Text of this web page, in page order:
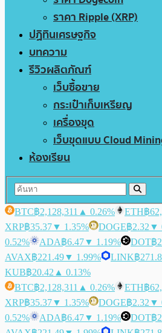
ราคา Ripple (XRP)
ปฏิทินเศรษฐกิจ
บทความ
รีวิวผลิตภัณฑ์
เว็บซื้อขาย
กระเป๋าเก็บเหรียญ
เครื่องขุด
เว็บขุดแบบ Cloud
ห้องเรียน
BTC฿2,128,311 ▲ 0.26% ETH฿
XRP฿35.37▼ 1.35% DOGE฿2.32 ▼
0.52%
ADA฿6.47▼ 1.19% DOT฿
AVAX฿221.49▼ 1.99% LINK฿
KUB฿20.42 ▲ 0.13%
BTC฿2,128,311 ▲ 0.26% ETH฿
XRP฿35.37▼ 1.35% DOGE฿2.32 ▼
0.52%
ADA฿6.47▼ 1.19% DOT฿